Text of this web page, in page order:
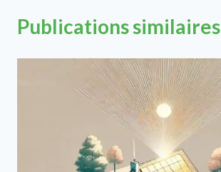
Publications similaires